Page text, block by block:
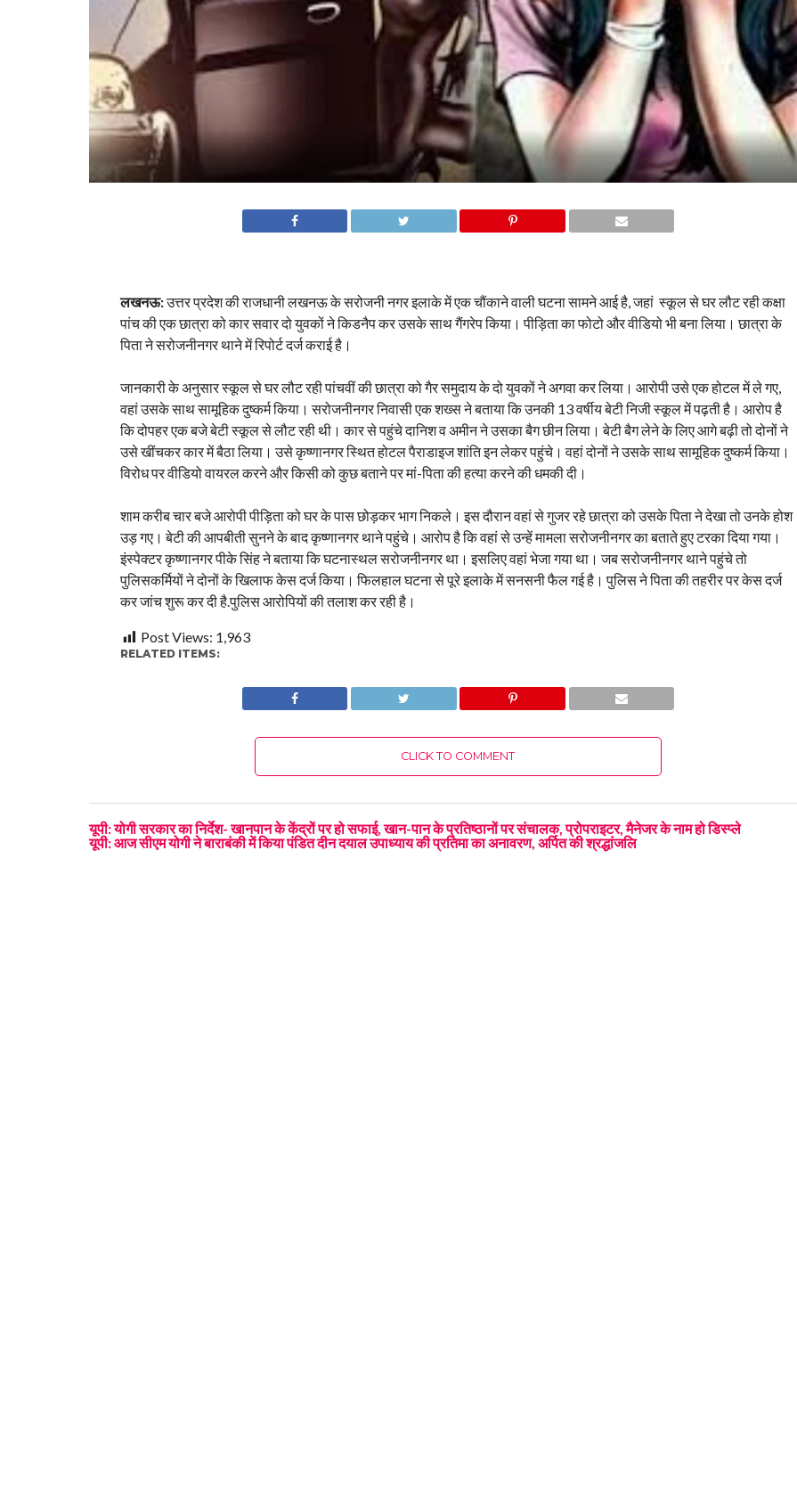
लखनऊ:उत्तर प्रदेश की राजधानी लखनऊ के सरोजनी नगर इलाके में एक चौंकाने वाली घटना सामने आई है, जहां स्कूल से घर लौट रही कक्षा
पांच की एक छात्रा को कार सवार दो युवकों ने किडनैप कर उसके साथ गैंगरेप किया। पीड़िता का फोटो और वीडियो भी बना लिया। छात्रा के
पिता ने सरोजनीनगर थाने में रिपोर्ट दर्ज कराई है।
जानकारी के अनुसार स्कूल से घर लौट रही पांचवीं की छात्रा को गैर समुदाय के दो युवकों ने अगवा कर लिया। आरोपी उसे एक होटल में ले गए,
वहां उसके साथ सामूहिक दुष्कर्म किया। सरोजनीनगर निवासी एक शख्स ने बताया कि उनकी 13 वर्षीय बेटी निजी स्कूल में पढ़ती है। आरोप है
कि दोपहर एक बजे बेटी स्कूल से लौट रही थी। कार से पहुंचे दानिश व अमीन ने उसका बैग छीन लिया। बेटी बैग लेने के लिए आगे बढ़ी तो दोनों ने
उसे खींचकर कार में बैठा लिया। उसे कृष्णानगर स्थित होटल पैराडाइज शांति इन लेकर पहुंचे। वहां दोनों ने उसके साथ सामूहिक दुष्कर्म किया।
विरोध पर वीडियो वायरल करने और किसी को कुछ बताने पर मां-पिता की हत्या करने की धमकी दी।
शाम करीब चार बजे आरोपी पीड़िता को घर के पास छोड़कर भाग निकले। इस दौरान वहां से गुजर रहे छात्रा को उसके पिता ने देखा तो उनके होश
उड़ गए। बेटी की आपबीती सुनने के बाद कृष्णानगर थाने पहुंचे। आरोप है कि वहां से उन्हें मामला सरोजनीनगर का बताते हुए टरका दिया गया।
इंस्पेक्टर कृष्णानगर पीके सिंह ने बताया कि घटनास्थल सरोजनीनगर था। इसलिए वहां भेजा गया था। जब सरोजनीनगर थाने पहुंचे तो
पुलिसकर्मियों ने दोनों के खिलाफ केस दर्ज किया। फिलहाल घटना से पूरे इलाके में सनसनी फैल गई है। पुलिस ने पिता की तहरीर पर केस दर्ज
कर जांच शुरू कर दी है.पुलिस आरोपियों की तलाश कर रही है।
Post Views: 1,963
RELATED ITEMS:
CLICK TO COMMENT
यूपी: योगी सरकार का निर्देश- खानपान के केंद्रों पर हो सफाई, खान-पान के प्रतिष्ठानों पर संचालक, प्रोपराइटर, मैनेजर के नाम हो डिस्प्ले
यूपी: आज सीएम योगी ने बाराबंकी में किया पंडित दीन दयाल उपाध्याय की प्रतिमा का अनावरण, अर्पित की श्रद्धांजलि